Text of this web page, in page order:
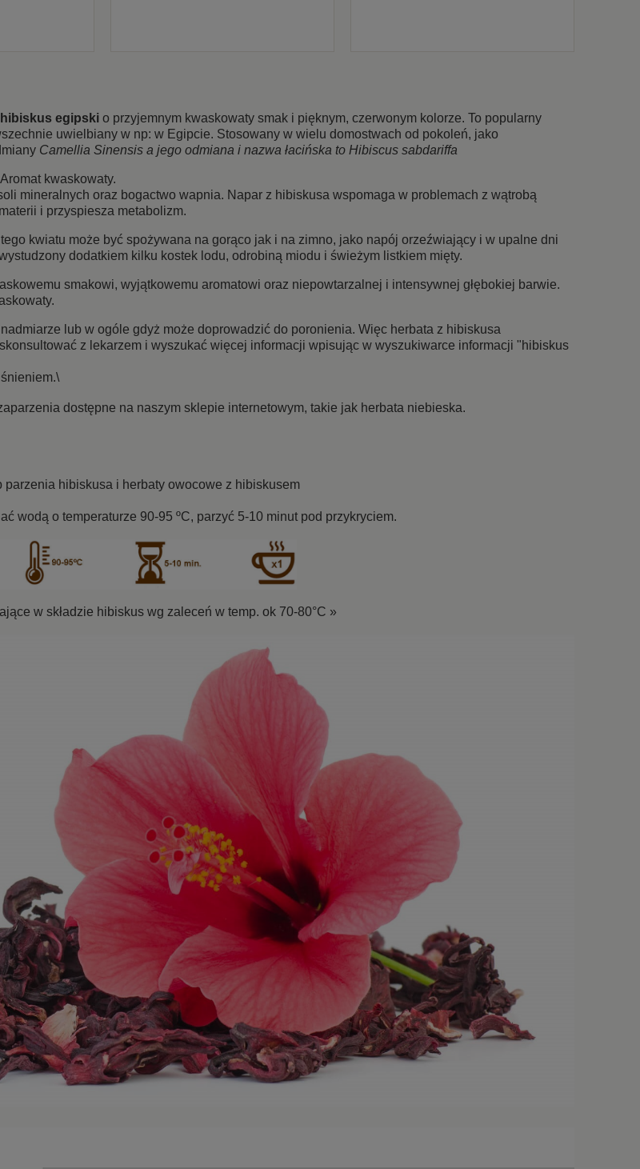
hibiskus egipski o przyjemnym kwaskowaty smak i pięknym, czerwonym kolorze. To popularny
uwielbiany w np: w Egipcie. Stosowany w wielu domostwach od pokoleń, jako
Camellia Sinensis a jego odmiana i nazwa łacińska to Hibiscus sabdariffa
kwaskowaty.
mineralnych oraz bogactwo wapnia. Napar z hibiskusa wspomaga w problemach z wątrobą
i przyspiesza metabolizm.
kwiatu może być spożywana na gorąco jak i na zimno, jako napój orzeźwiający i w upalne dni
dodatkiem kilku kostek lodu, odrobiną miodu i świeżym listkiem mięty.
smakowi, wyjątkowemu aromatowi oraz niepowtarzalnej i intensywnej głębokiej barwie.
lub w ogóle gdyż może doprowadzić do poronienia. Więc herbata z hibiskusa
z lekarzem i wyszukać więcej informacji wpisując w wyszukiwarce informacji "hibiskus
dostępne na naszym sklepie internetowym, takie jak herbata niebieska.
parzenia hibiskusa i herbaty owocowe z hibiskusem
wodą o temperaturze 90-95 ºC, parzyć 5-10 minut pod przykryciem.
w składzie hibiskus wg zaleceń w temp. ok 70-80°C »